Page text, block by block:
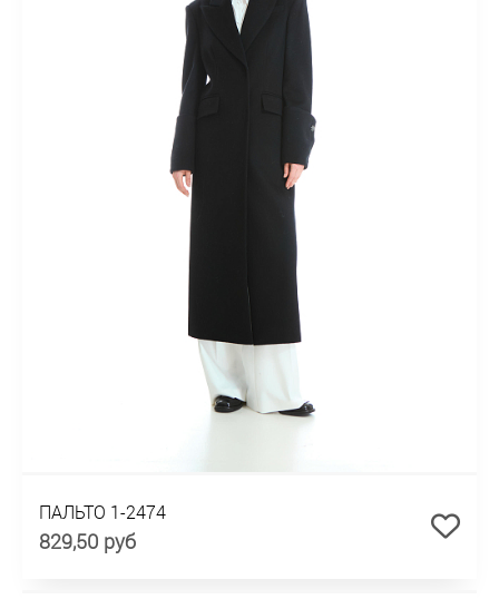
ПАЛЬТО 1-2474
829,50 руб